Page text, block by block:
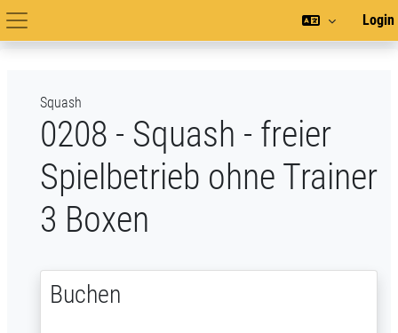
Zum Hauptinhalt
Hauptnavigation
Login
Squash
0208 - Squash - freier
Spielbetrieb ohne Trainer
3 Boxen
Buchen